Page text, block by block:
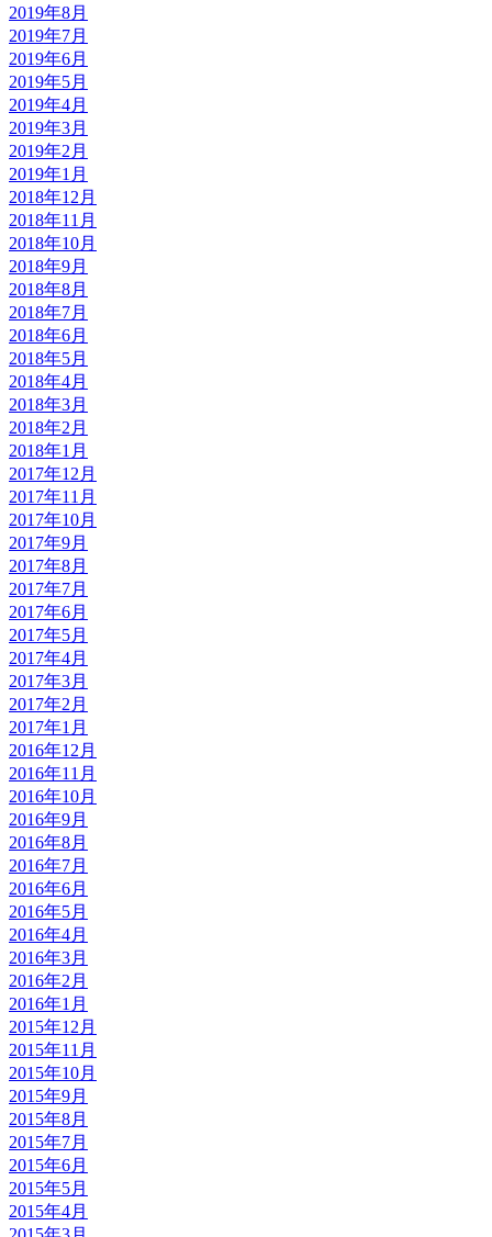
2019年8月
2019年7月
2019年6月
2019年5月
2019年4月
2019年3月
2019年2月
2019年1月
2018年12月
2018年11月
2018年10月
2018年9月
2018年8月
2018年7月
2018年6月
2018年5月
2018年4月
2018年3月
2018年2月
2018年1月
2017年12月
2017年11月
2017年10月
2017年9月
2017年8月
2017年7月
2017年6月
2017年5月
2017年4月
2017年3月
2017年2月
2017年1月
2016年12月
2016年11月
2016年10月
2016年9月
2016年8月
2016年7月
2016年6月
2016年5月
2016年4月
2016年3月
2016年2月
2016年1月
2015年12月
2015年11月
2015年10月
2015年9月
2015年8月
2015年7月
2015年6月
2015年5月
2015年4月